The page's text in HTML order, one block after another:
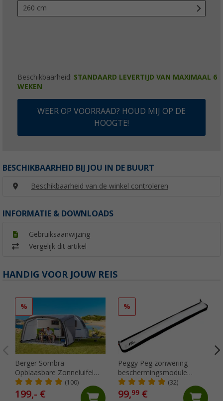
260 cm
Beschikbaarheid: STANDAARD LEVERTIJD VAN MAXIMAAL 6
WEKEN
WEER OP VOORRAAD? HOUD MIJ OP DE
HOOGTE!
BESCHIKBAARHEID BIJ JOU IN DE BUURT
Beschikbaarheid van de winkel controleren
INFORMATIE & DOWNLOADS
Gebruiksaanwijzing
Vergelijk dit artikel
HANDIG VOOR JOUW REIS
%
Berger Sombra
Opblaasbare Zonneluifel
4m
(100)
199,- €
%
Peggy Peg zonwering
beschermingsmodule
SunBreak zwart(32)
99,99€